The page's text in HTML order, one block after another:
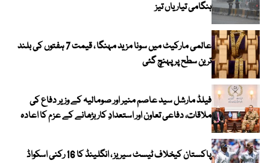
ہنگامی تیاریاں تیز
عالمی مارکیٹ میں سونا مزید مہنگا ، قیمت 7 ہفتوں کی بلند
ترین سطح پر پہنچ گئی
فیلڈ مارشل سید عاصم منیر اور صومالیہ کے وزیر دفاع کی
ملاقات، دفاعی تعاون اور استعدادِ کار بڑھانے کے عزم کا اعادہ
پاکستان کیخلاف ٹیسٹ سیریز ، انگلینڈ کا 16 رکنی اسکواڈ